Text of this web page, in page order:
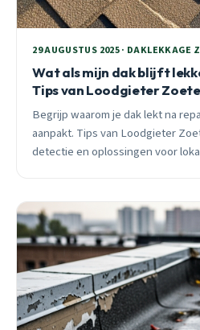
29 AUGUSTUS 2025 · DAKLEKKAGE
Wat als mijn dak blijft
Tips van Loodgieter
Begrijp waarom je dak lekt na
aanpakt. Tips van Loodgieter
detectie en oplossingen voor